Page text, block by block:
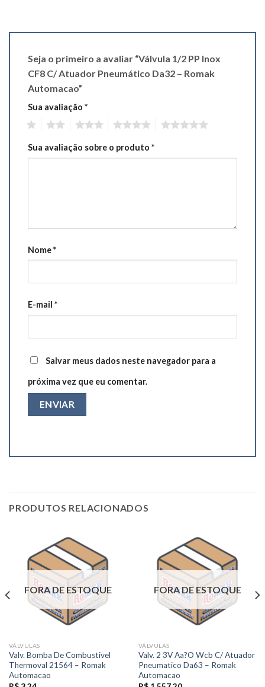
Seja o primeiro a avaliar “Válvula 1/2 PP Inox
CF8 C/ Atuador Pneumático Da32 – Romak
Automacao”
Sua avaliação *
Sua avaliação sobre o produto *
Nome*
E-mail *
Salvar meus dados neste navegador para a
próxima vez que eu comentar.
PRODUTOS RELACIONADOS
FORA DE ESTOQUE
VÁLVULAS
Valv. Bomba De Combustivel
Thermoval 21564 – Romak
Automacao
FORA DE ESTOQUE
VÁLVULAS
Valv. 2 3V Aa?O Wcb C/ Atuador
Pneumatico Da63 – Romak
Automacao